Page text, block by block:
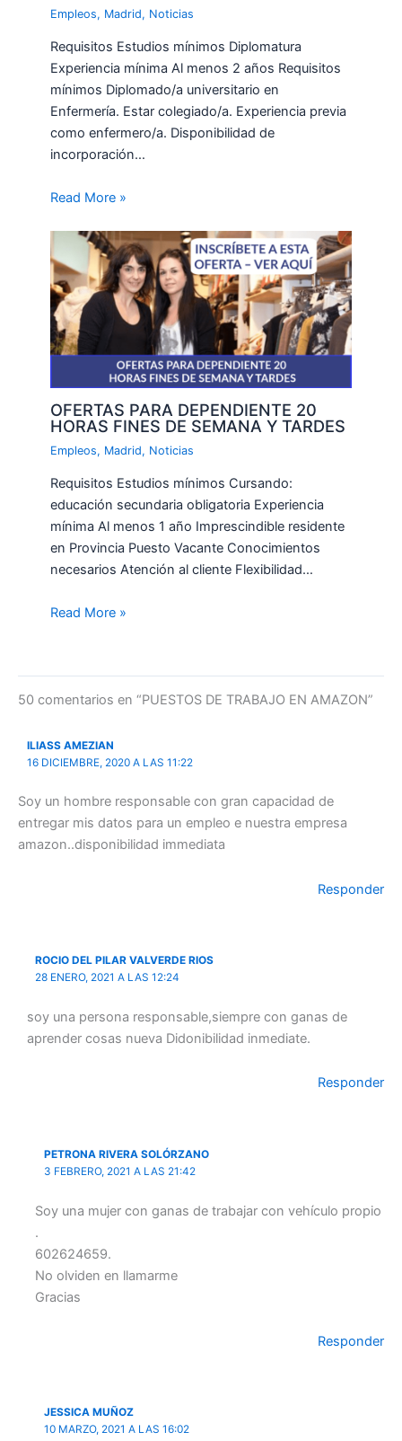
Empleos, Madrid, Noticias
Requisitos Estudios mínimos Diplomatura
Experiencia mínima Al menos 2 años Requisitos
mínimos Diplomado/a universitario en
Enfermería. Estar colegiado/a. Experiencia previa
como enfermero/a. Disponibilidad de
incorporación…
Read More »
OFERTAS PARA DEPENDIENTE 20
HORAS FINES DE SEMANA Y TARDES
Empleos, Madrid, Noticias
Requisitos Estudios mínimos Cursando:
educación secundaria obligatoria Experiencia
mínima Al menos 1 año Imprescindible residente
en Provincia Puesto Vacante Conocimientos
necesarios Atención al cliente Flexibilidad…
Read More »
50 comentarios en “PUESTOS DE TRABAJO EN AMAZON”
ILIASS AMEZIAN
16 DICIEMBRE, 2020 A LAS 11:22
Soy un hombre responsable con gran capacidad de
entregar mis datos para un empleo e nuestra empresa
amazon..disponibilidad immediata
Responder
ROCIO DEL PILAR VALVERDE RIOS
28 ENERO, 2021 A LAS 12:24
soy una persona responsable,siempre con ganas de
aprender cosas nueva Didonibilidad inmediate.
Responder
PETRONA RIVERA SOLÓRZANO
3 FEBRERO, 2021 A LAS 21:42
Soy una mujer con ganas de trabajar con vehículo propio
.
602624659.
No olviden en llamarme
Gracias
Responder
JESSICA MUÑOZ
10 MARZO, 2021 A LAS 16:02